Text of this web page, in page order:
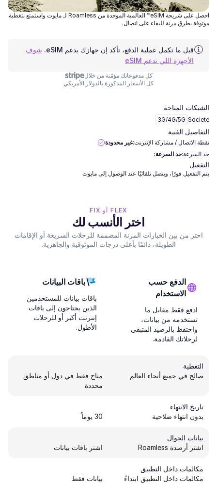
احصل على شريحة eSIM™ العالمية الموحدة من Roamless لـ مايوت واستمتع بتغطية
موثوقة بطرق مرنة للبقاء على اتصال.
قبل ما تكمل عملية الدفع، تأكد إن جهازك يدعم eSIM.
شوف
الأجهزة اللي تدعم eSIM
كل مدفوعاتك مؤمّنة من خلال
كل الأسعار المذكورة بالدولار الأمريكي
الشبكات المتاحة
Societe
3G/4G/5G
التفاصيل الفنية
نقطة الاتصال / مشاركة الإنترنت:غير محدودة
حد السرعة:حد السرعة:
التفعيل
يتم التفعيل فورًا، ويتصل تلقائيًا عند الوصول إلى مايوت
FLEX أو FIX
اختر الأنسب لك
اختر من بين الخيارات المرنة المصممة للرحلات السريعة أو الإقامات
الطويلة، دائمًا بأعلى درجات الموثوقية والجاهزية.
الدفع حسب
الاستخدام
ادفع فقط مقابل ما
تستخدمه من بيانات،
واحتفظ بالرصيد المتبقي
لرحلاتك القادمة.
باقات البيانات
باقات بيانات للمستخدمين
الذين يحتاجون إلى باقات
إنترنت أكبر أو للرحلات
الأطول.
التغطية
صالح في جميع أنحاء العالم
متاح فقط في دول أو مناطق
محددة
تاريخ الانتهاء
بدون انتهاء صلاحية
30 يوماً
بيانات الجوال
اشتر أرصدة Roamless
اشتر باقات بيانات
مكالمات داخل التطبيق
مكالمات داخل التطبيق ابتداءً
بيانات فقط